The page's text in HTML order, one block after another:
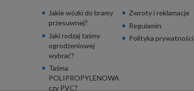
Jakie wózki do bramy
przesuwnej?
Jaki rodzaj taśmy
ogrodzeniowej
wybrać?
Taśma
POLIPROPYLENOWA
czy PVC?
Zwroty i reklamacje
Regulamin
Polityka prywatności